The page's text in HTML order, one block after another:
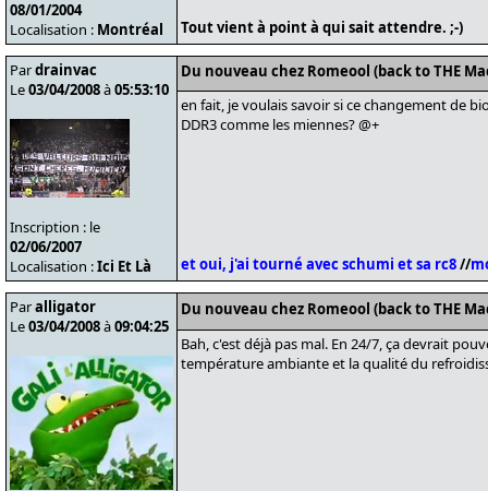
08/01/2004
Localisation : Montréal Tout vient à point à qui sait attendre. ;-)
Pardrainvac
Le03/04/2008à05:53:10
Inscription : le
02/06/2007
Localisation :Ici Et Là
Du nouveau chez Romeool (back to THE
en fait, je voulais savoir si ce changement de
DDR3 comme les miennes? @+
et oui, j'ai tourné avec schumi et sa rc8//
Paralligator
Le03/04/2008à09:04:25
Du nouveau chez Romeool (back to THE
Bah, c'est déjà pas mal. En 24/7, ça devrait
température ambiante et la qualité du